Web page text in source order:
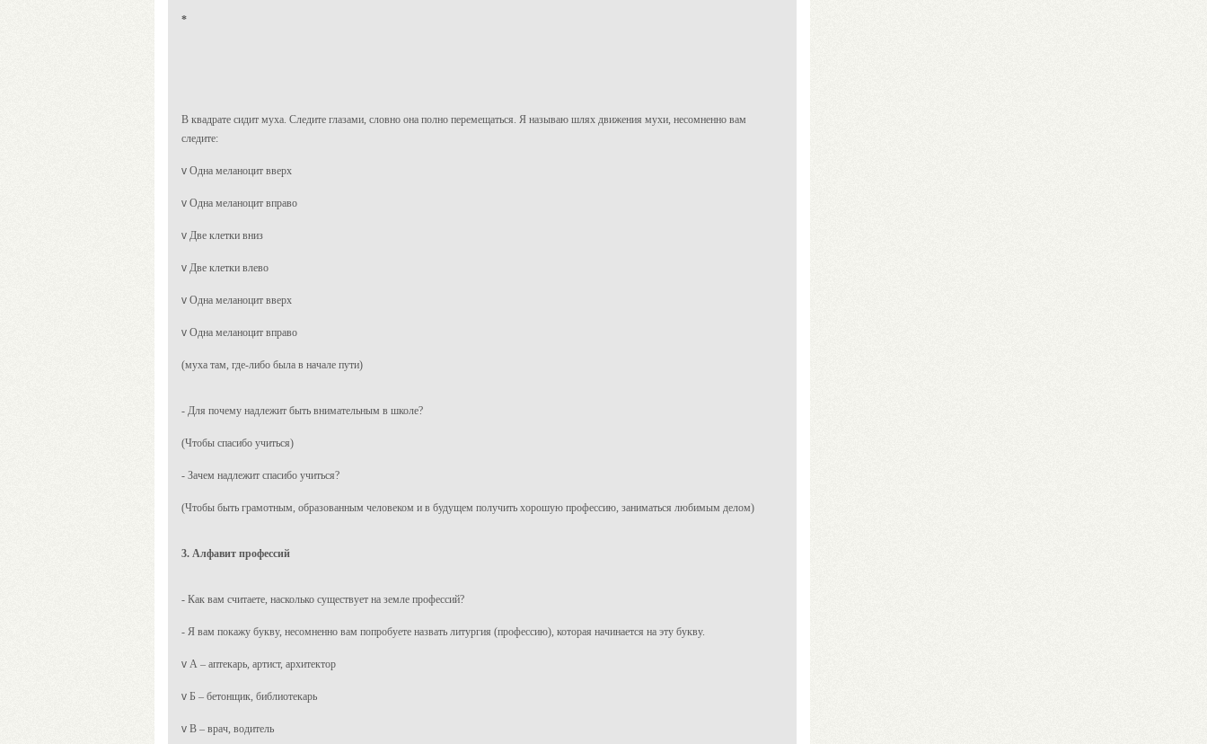
*
В квадрате сидит муха. Следите глазами, словно она полно перемещаться. Я называю шлях движения мухи, несомненно вам
следите:
v Одна меланоцит вверх
v Одна меланоцит вправо
v Две клетки вниз
v Две клетки влево
v Одна меланоцит вверх
v Одна меланоцит вправо
(муха там, где-либо была в начале пути)
- Для почему надлежит быть внимательным в школе?
(Чтобы спасибо учиться)
- Зачем надлежит спасибо учиться?
(Чтобы быть грамотным, образованным человеком и в будущем получить хорошую профессию, заниматься любимым делом)
3. Алфавит профессий
- Как вам считаете, насколько существует на земле профессий?
- Я вам покажу букву, несомненно вам попробуете назвать литургия (профессию), которая начинается на эту букву.
v А – аптекарь, артист, архитектор
v Б – бетонщик, библиотекарь
v В – врач, водитель